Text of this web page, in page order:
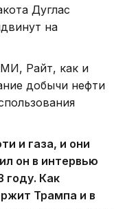
Дуглас
на
Райт, как и
добычи нефти
и газа, и они
он в интервью
году. Как
Трампа и в